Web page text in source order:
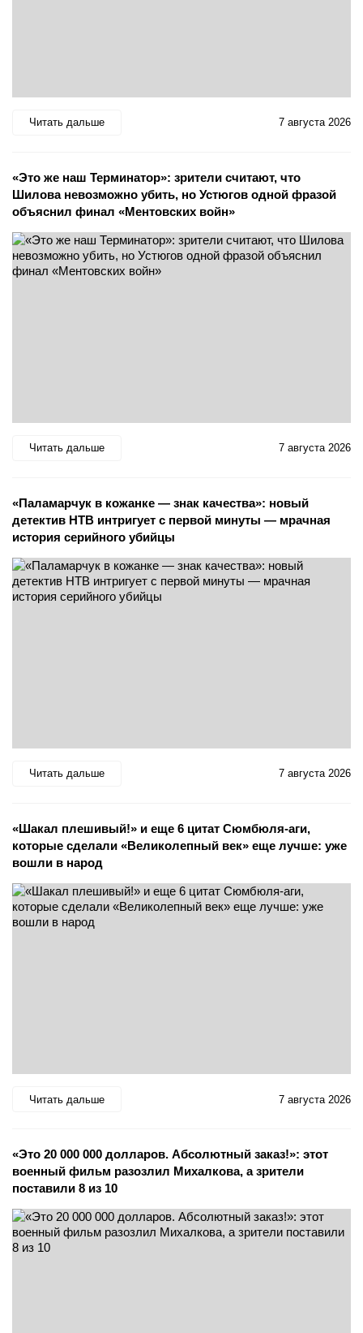
Читать дальше 7 августа 2026
«Это же наш Терминатор»: зрители считают, что
Шилова невозможно убить, но Устюгов одной фразой
объяснил финал «Ментовских войн»
Читать дальше 7 августа 2026
«Паламарчук в кожанке — знак качества»: новый
детектив НТВ интригует с первой минуты — мрачная
история серийного убийцы
Читать дальше 7 августа 2026
«Шакал плешивый!» и еще 6 цитат Сюмбюля-аги,
которые сделали «Великолепный век» еще лучше: уже
вошли в народ
Читать дальше 7 августа 2026
«Это 20 000 000 долларов. Абсолютный заказ!»: этот
военный фильм разозлил Михалкова, а зрители
поставили 8 из 10